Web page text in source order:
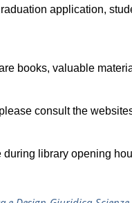
application,
books, valuable
consult the
library opening